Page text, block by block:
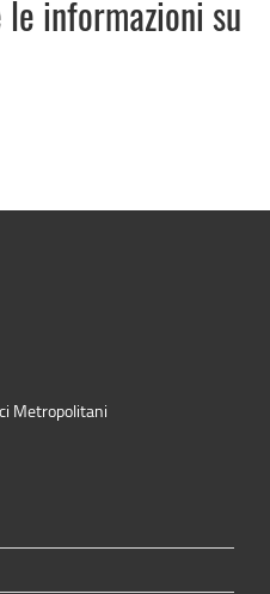
le informazioni su
Metropolitani